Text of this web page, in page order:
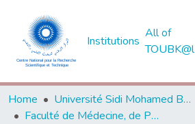
Institutions
All of
TOUBK@l
Home
Université Sidi Mohamed Ben Abdellah de Fès
Faculté de Médecine, de Pharmacie et de Médecine Dentaire - Fès